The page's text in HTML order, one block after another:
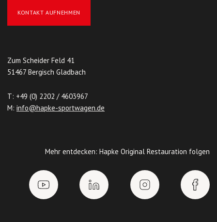
KONTAKT AUFNEHMEN
Zum Scheider Feld 41
51467 Bergisch Gladbach
T: +49 (0) 2202 / 4603967
M: info@hapke-sportwagen.de
Mehr entdecken: Hapke Original Restauration folgen